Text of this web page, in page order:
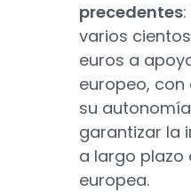
precedentes
varios
euros a
europeo,
su
garantizar la
a largo plazo
europea.